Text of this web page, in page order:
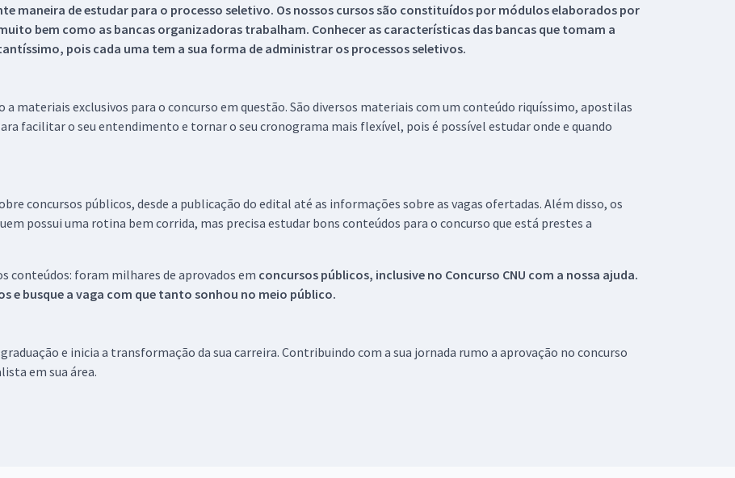
maneira de estudar para o processo seletivo. Os nossos cursos são constituídos por módulos elaborados por
bem como as bancas organizadoras trabalham. Conhecer as características das bancas que tomam a
pois cada uma tem a sua forma de administrar os processos seletivos.
a materiais exclusivos para o concurso em questão. São diversos materiais com um conteúdo riquíssimo, apostilas
facilitar o seu entendimento e tornar o seu cronograma mais flexível, pois é possível estudar onde e quando
concursos públicos, desde a publicação do edital até as informações sobre as vagas ofertadas. Além disso, os
possui uma rotina bem corrida, mas precisa estudar bons conteúdos para o concurso que está prestes a
conteúdos: foram milhares de aprovados em concursos públicos, inclusive no Concurso CNU com a nossa ajuda.
e busque a vaga com que tanto sonhou no meio público.
e inicia a transformação da sua carreira. Contribuindo com a sua jornada rumo a aprovação no concurso
em sua área.